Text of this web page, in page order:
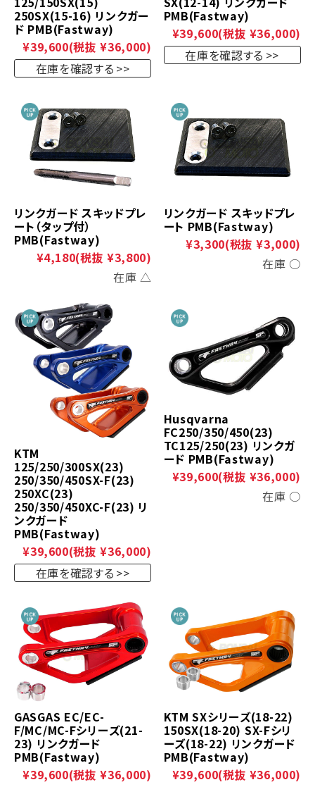
250SX(15-16) リンクガー
ド PMB(Fastway)
¥39,600(税抜 ¥36,000)
在庫を確認する
PMB(Fastway)
¥39,600(税抜 ¥36,000)
在庫を確認する
リンクガード スキッドプレ
ート（タップ付）
PMB(Fastway)
¥4,180(税抜 ¥3,800)
在庫 △
リンクガード スキッドプレ
ート PMB(Fastway)
¥3,300(税抜 ¥3,000)
在庫 ○
KTM
125/250/300SX(23)
250/350/450SX-F(23)
250XC(23)
250/350/450XC-F(23) リ
ンクガード
PMB(Fastway)
¥39,600(税抜 ¥36,000)
在庫を確認する
Husqvarna
FC250/350/450(23)
TC125/250(23) リンクガ
ード PMB(Fastway)
¥39,600(税抜 ¥36,000)
在庫 ○
GASGAS EC/EC-
F/MC/MC-Fシリーズ(21-
23) リンクガード
PMB(Fastway)
¥39,600(税抜 ¥36,000)
KTM SXシリーズ(18-22)
150SX(18-20) SX-Fシリ
ーズ(18-22) リンクガード
PMB(Fastway)
¥39,600(税抜 ¥36,000)